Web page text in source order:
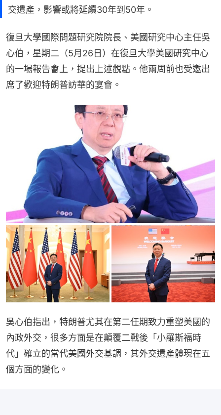
交遺產，影響或將延續30年到50年。
復旦大學國際問題研究院院長、美國研究中心主任吳
心伯，星期二（5月26日）在復旦大學美國研究中心
的一場報告會上，提出上述觀點。他兩周前也受邀出
席了歡迎特朗普訪華的宴會。
吳心伯指出，特朗普尤其在第二任期致力重塑美國的
內政外交，很多方面是在顛覆二戰後「小羅斯福時
代」確立的當代美國外交基調，其外交遺產體現在五
個方面的變化。